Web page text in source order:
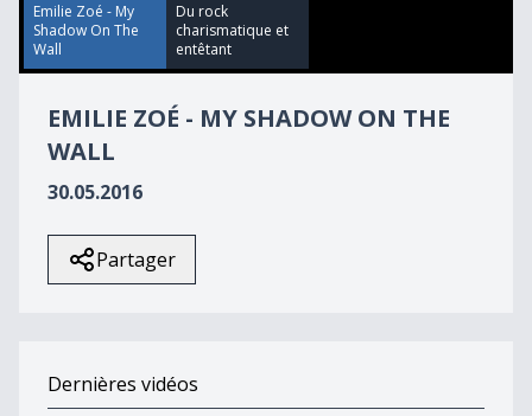
36
seconds
Emilie Zoé - My
Shadow On The
Wall
Du rock
charismatique et
entêtant
EMILIE ZOÉ - MY SHADOW ON THE
WALL
30.05.2016
Partager
Dernières vidéos